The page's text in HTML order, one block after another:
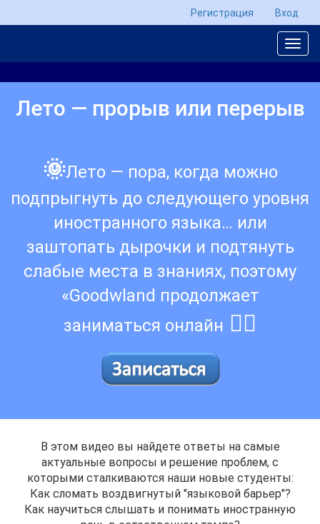
Вход
Регистрация
Лето — прорыв или перерыв
🌞Лето — пора, когда можно
подпрыгнуть до следующего уровня
иностранного языка… или
заштопать дырочки и подтянуть
слабые места в знаниях, поэтому
«Goodwland продолжает
заниматься онлайн 👇🏻
В этом видео вы найдете ответы на самые
актуальные вопросы и решение проблем, с
которыми сталкиваются наши новые студенты:
Как сломать воздвигнутый "языковой барьер"?
Как научиться слышать и понимать иностранную